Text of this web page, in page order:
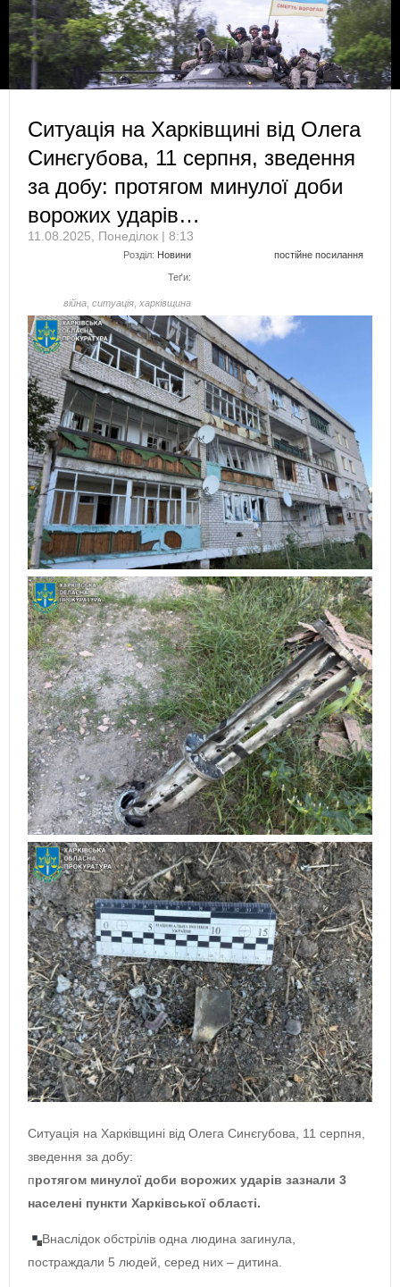
Ситуація на Харківщині від Олега
Синєгубова, 11 серпня, зведення
за добу: протягом минулої доби
ворожих ударів…
11.08.2025, Понеділок | 8:13
Розділ: Новини постійне посилання
Теґи:
війна ситуація харківщина
Ситуація на Харківщині від Олега Синєгубова, 11 серпня,
зведення за добу:
протягом минулої доби ворожих ударів зазнали 3
населені пункти Харківської області.
Внаслідок обстрілів одна людина загинула,
постраждали 5 людей, серед них – дитина.